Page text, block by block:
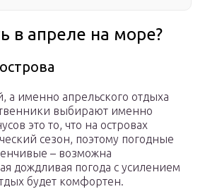
в апреле на море?
а именно апрельского отдыха
выбирают именно
это то, что на островах
сезон, поэтому погодные
– возможна
дождливая погода с усилением
будет комфортен.